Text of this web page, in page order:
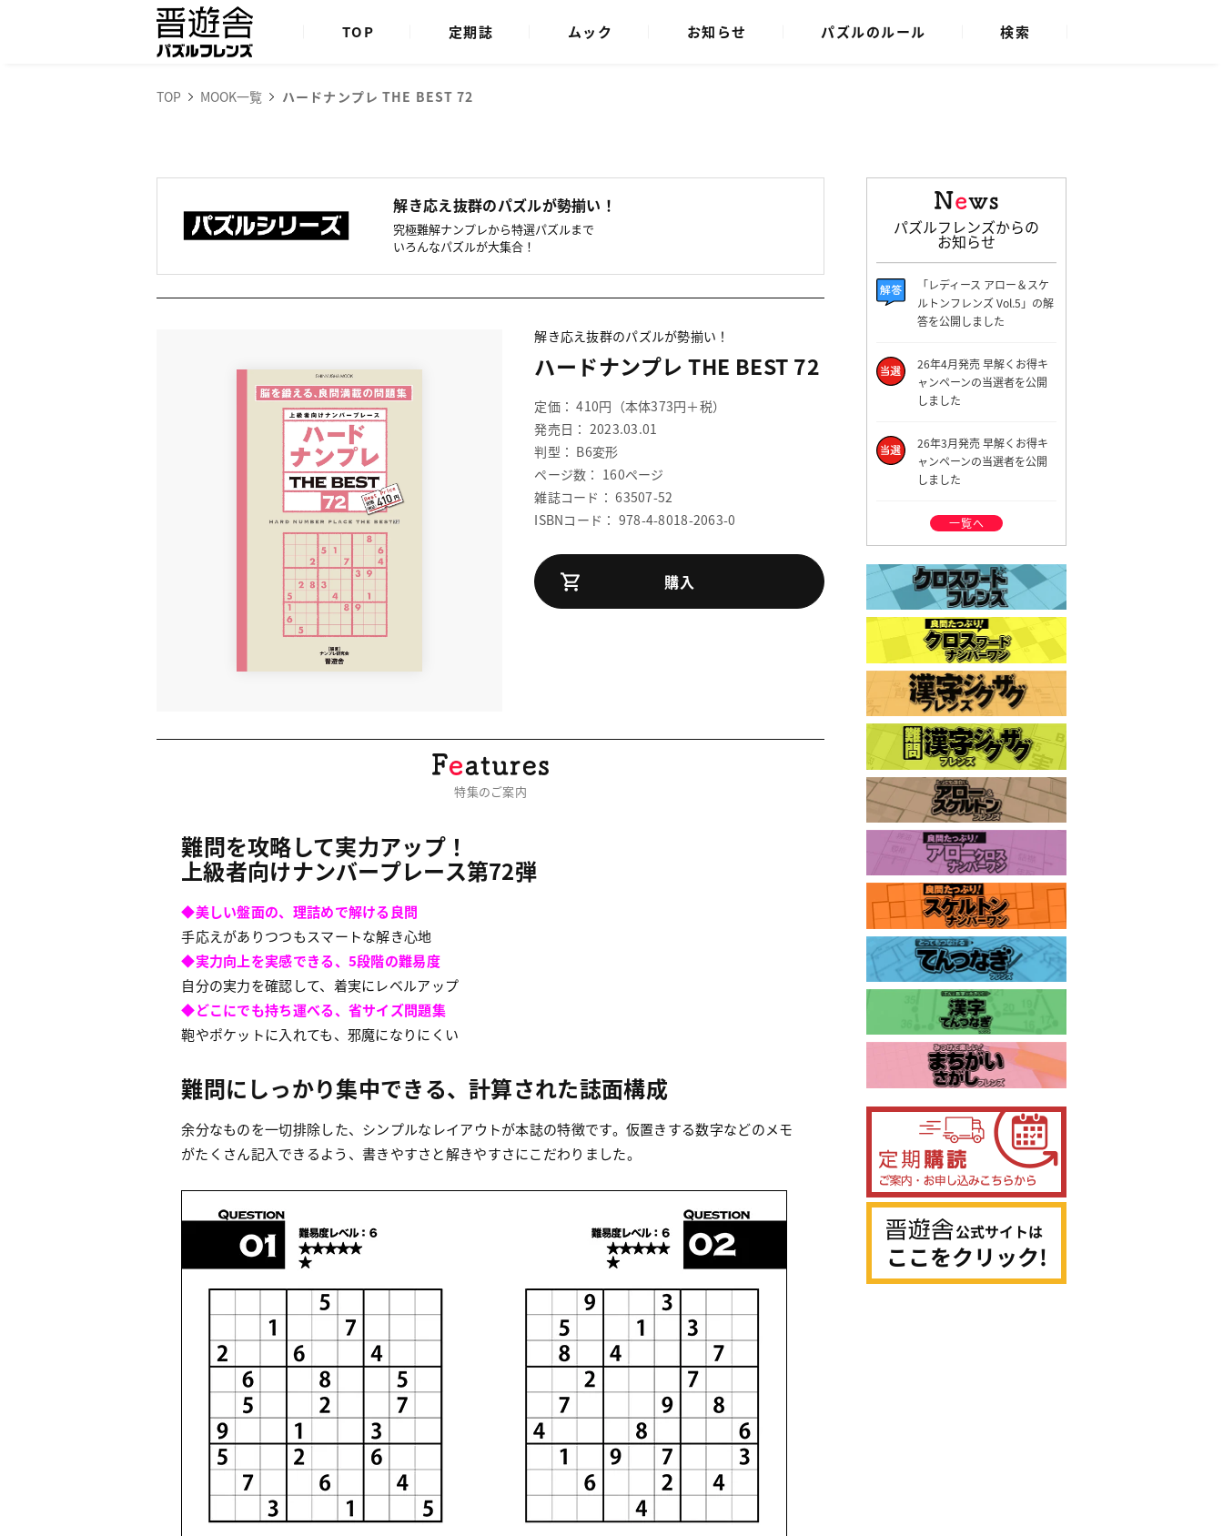
TOP 定期誌 ムック お知らせ パズルのルール 検索
TOP MOOK一覧 ハードナンプレ THE BEST 72
解き応え抜群のパズルが勢揃い！
究極難解ナンプレから特選パズルまで
いろんなパズルが大集合！
解き応え抜群のパズルが勢揃い！
ハードナンプレ THE BEST 72
定価： 410円（本体373円＋税）
発売日： 2023.03.01
判型： B6変形
ページ数： 160ページ
雑誌コード： 63507-52
ISBNコード： 978-4-8018-2063-0
購入
特集のご案内
難問を攻略して実力アップ！
上級者向けナンバープレース第72弾
◆美しい盤面の、理詰めで解ける良問
手応えがありつつもスマートな解き心地
◆実力向上を実感できる、5段階の難易度
自分の実力を確認して、着実にレベルアップ
◆どこにでも持ち運べる、省サイズ問題集
鞄やポケットに入れても、邪魔になりにくい
難問にしっかり集中できる、計算された誌面構成
余分なものを一切排除した、シンプルなレイアウトが本誌の特徴です。仮置きする数字などのメモ
がたくさん記入できるよう、書きやすさと解きやすさにこだわりました。
パズルフレンズからの
お知らせ
「レディース アロー＆スケ
ルトンフレンズ Vol.5」の解
答を公開しました
26年4月発売 早解くお得キ
ャンペーンの当選者を公開
しました
26年3月発売 早解くお得キ
ャンペーンの当選者を公開
しました
一覧へ